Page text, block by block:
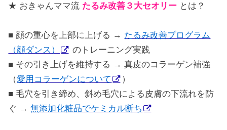
★ おきゃんママ流 たるみ改善３大セオリー とは？
■ 顔の重心を上部に上げる → たるみ改善プログラム
（顔ダンス）
のトレーニング実践
■ その引き上げを維持する → 真皮のコラーゲン補強
（愛用コラーゲンについて
）
■ 毛穴を引き締め、斜め毛穴による皮膚の下流れを防
ぐ →無添加化粧品でケミカル断ち